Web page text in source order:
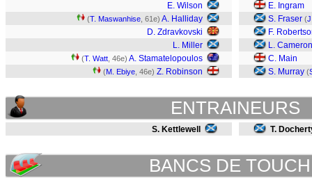
E. Wilson
(T. Maswanhise , 61e) A. Halliday
D. Zdravkovski
L. Miller
(T. Watt , 46e) A. Stamatelopoulos
(M. Ebiye , 46e) Z. Robinson
E. Ingram
S. Fraser (
F.
L. Cameron
C. Main
S. Murray (
ENTRAINEURS
S. Kettlewell T.
BANCS DE